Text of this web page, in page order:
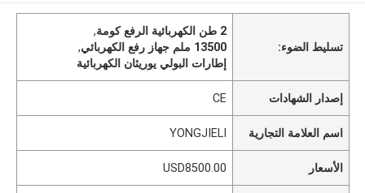
تسليط الضوء:
2 طن الكهربائية الرفع كومة
,
13500 ملم جهاز رفع الكهربائي
,
إطارات البولي يوريثان الكهربائية
إصدار الشهادات CE
اسم العلامة التجارية YONGJIELI
الأسعار USD8500.00